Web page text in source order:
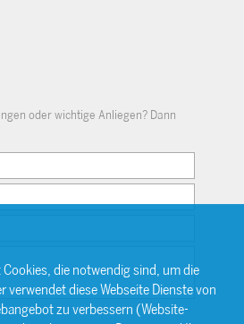
oder wichtige Anliegen? Dann
Cookies, die notwendig sind, um die
verwendet diese Webseite Dienste von
zu verbessern (Website-